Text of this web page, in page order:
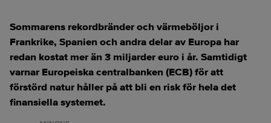
Sommarens rekordbränder och värmeböljor i
Frankrike, Spanien och andra delar av Europa har
redan kostat mer än 3 miljarder euro i år. Samtidigt
varnar Europeiska centralbanken (ECB) för att
förstörd natur håller på att bli en risk för hela det
finansiella systemet.